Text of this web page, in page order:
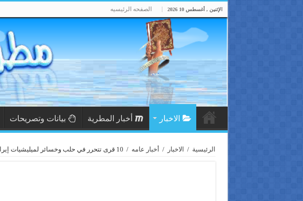
الإثنين , أغسطس 10 2026 الصفحه الرئيسيه
الاخبار أخبار المطرية بيانات وتصريحات
الرئيسية / الاخبار / أخبار عامه / 10 قرى تتحرر في حلب وخسائر لميليشيات إيران